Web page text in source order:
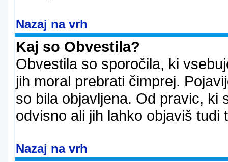
Nazaj na vrh
Kaj so Obvestila?
Obvestila so sporočila, ki
jih moral prebrati čimprej.
so bila objavljena. Od pravic, ki
odvisno ali jih lahko objaviš
Nazaj na vrh